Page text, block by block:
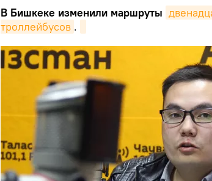
В Бишкеке изменили маршруты
троллейбусов .